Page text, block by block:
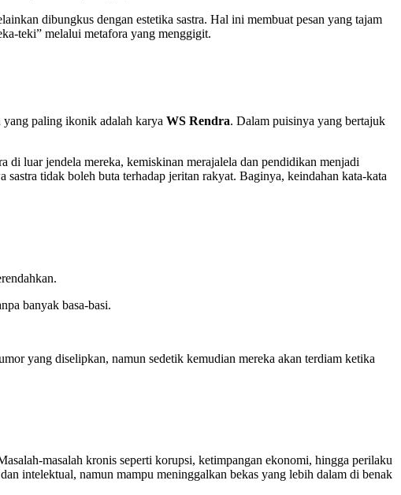
dibungkus dengan estetika sastra. Hal ini membuat pesan yang tajam
teki” melalui metafora yang menggigit.
yang paling ikonik adalah karya WS Rendra. Dalam puisinya yang bertajuk
luar jendela mereka, kemiskinan merajalela dan pendidikan menjadi
tidak boleh buta terhadap jeritan rakyat. Baginya, keindahan kata-kata
banyak basa-basi.
yang diselipkan, namun sedetik kemudian mereka akan terdiam ketika
masalah kronis seperti korupsi, ketimpangan ekonomi, hingga perilaku
intelektual, namun mampu meninggalkan bekas yang lebih dalam di benak